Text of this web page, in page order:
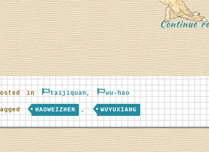
Continue
in taijiquan, wu-hao
HAOWEIZHEN , WUYUXIANG